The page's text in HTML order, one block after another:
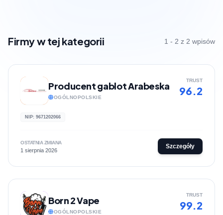
Firmy w tej kategorii 1 - 2 z 2 wpisów
Producent gablot Arabeska
OGÓLNOPOLSKIE
TRUST
96.2
NIP: 9671202066
OSTATNIA ZMIANA
1 sierpnia 2026
Szczegóły
Born 2 Vape
OGÓLNOPOLSKIE
TRUST
99.2